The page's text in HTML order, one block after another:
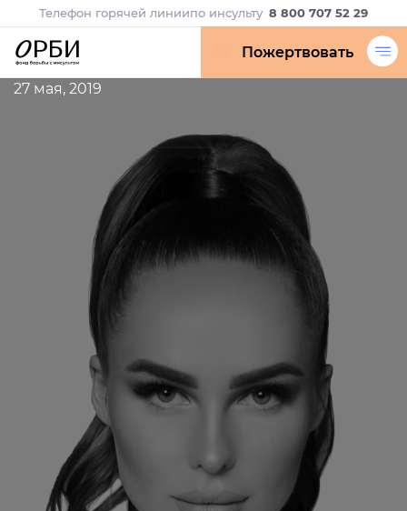
Телефон горячей линиипо инсульту 8 800 707 52 29
Пожертвовать
27 мая, 2019